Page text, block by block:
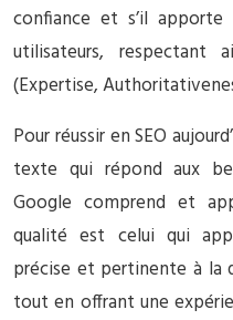
confiance et s’il
utilisateurs, respectant
(Expertise,
Pour réussir en SEO
texte qui répond aux
Google comprend et
qualité est celui qui
précise et pertinente à la
tout en offrant une